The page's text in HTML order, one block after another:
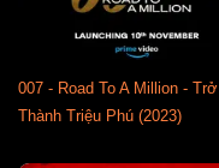
007 - Road To A Million - Trở
Thành Triệu Phú (2023)